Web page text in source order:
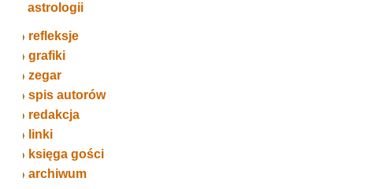
astrologii
refleksje
grafiki
zegar
spis autorów
redakcja
linki
księga gości
archiwum